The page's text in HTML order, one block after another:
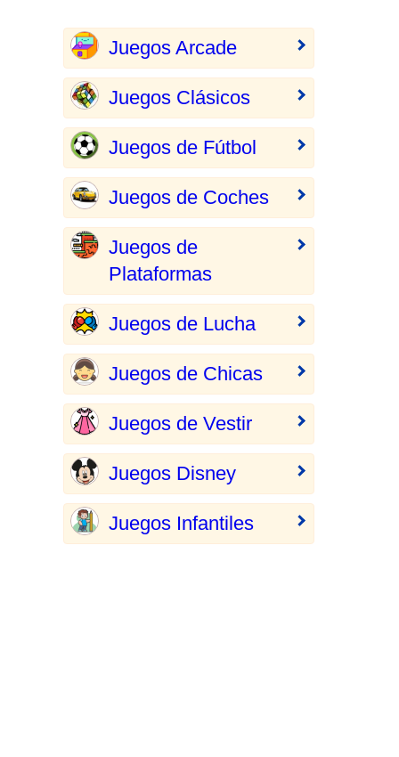
Juegos Arcade
Juegos Clásicos
Juegos de Fútbol
Juegos de Coches
Juegos de
Plataformas
Juegos de Lucha
Juegos de Chicas
Juegos de Vestir
Juegos Disney
Juegos Infantiles